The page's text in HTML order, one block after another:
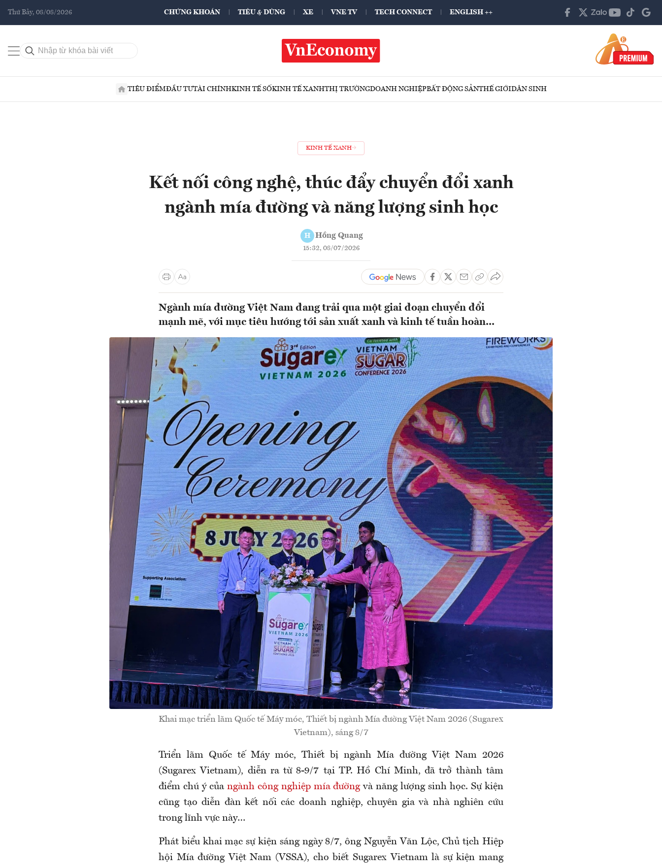
Thứ Bảy, 08/08/2026 CHỨNG KHOÁN TIÊU & DÙNG XE VNE TV TECH CONNECT ENGLISH ++
TIÊU ĐIỂMĐẦU TƯTÀI CHÍNHKINH TẾ SỐKINH TẾ XANHTHỊ TRƯỜNGDOANH NGHIỆPBẤT ĐỘNG SẢNTHẾ GIỚIDÂN SINH
KINH TẾ XANH
Kết nối công nghệ, thúc đẩy chuyển đổi xanh
ngành mía đường và năng lượng sinh học
H Hồng Quang
15:32, 08/07/2026
Ngành mía đường Việt Nam đang trải qua một giai đoạn chuyển đổi
mạnh mẽ, với mục tiêu hướng tới sản xuất xanh và kinh tế tuần hoàn...
Khai mạc triển lãm Quốc tế Máy móc, Thiết bị ngành Mía đường Việt Nam 2026 (Sugarex
Vietnam), sáng 8/7
Triển lãm Quốc tế Máy móc, Thiết bị ngành Mía đường Việt Nam 2026
(Sugarex Vietnam), diễn ra từ 8-9/7 tại TP. Hồ Chí Minh, đã trở thành tâm
điểm chú ý của ngành công nghiệp mía đườngvà năng lượng sinh học. Sự kiện
cũng tạo diễn đàn kết nối các doanh nghiệp, chuyên gia và nhà nghiên cứu
trong lĩnh vực này…
Phát biểu khai mạc sự kiện sáng ngày 8/7, ông Nguyễn Văn Lộc, Chủ tịch Hiệp
hội Mía đường Việt Nam (VSSA), cho biết Sugarex Vietnam là sự kiện mang